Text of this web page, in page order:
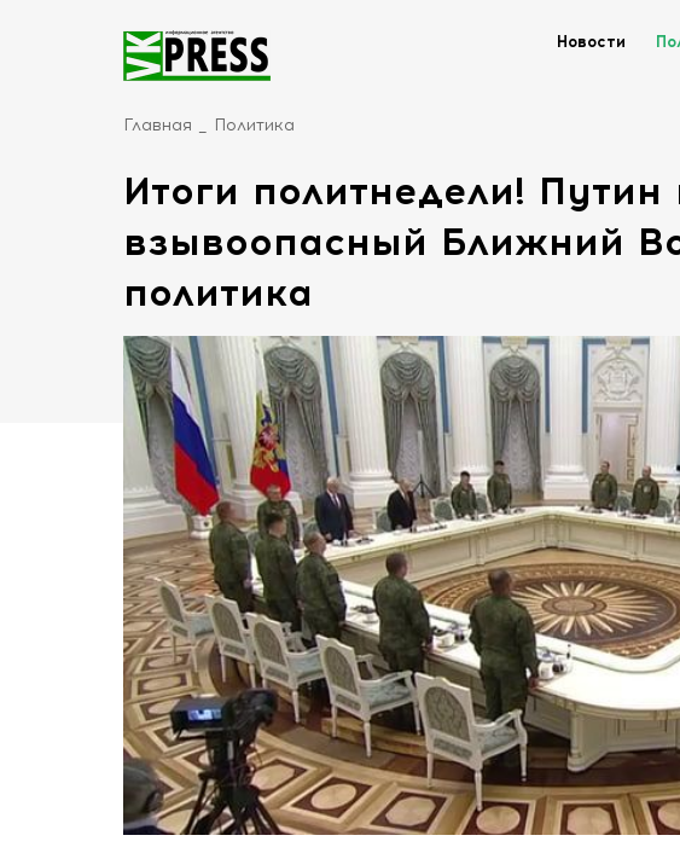
Новости
Главная Политика
Итоги политнедели! Путин
взывоопасный Ближний
политика